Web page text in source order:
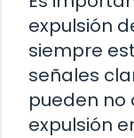
expulsión
siempre
señales
pueden no
expulsión